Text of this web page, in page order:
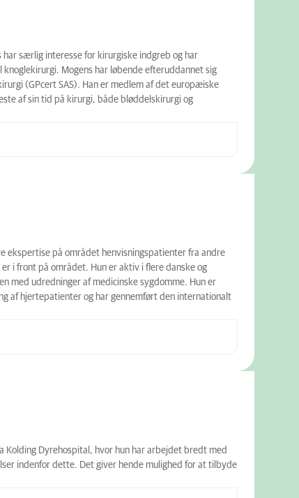
særlig interesse for kirurgiske indgreb og har
Mogens har løbende efteruddannet sig
(GPcert SAS). Han er medlem af det europæiske
af sin tid på kirurgi, både bløddelskirurgi og
ekspertise på området henvisningspatienter fra andre
i front på området. Hun er aktiv i flere danske og
med udredninger af medicinske sygdomme. Hun er
af hjertepatienter og har gennemført den internationalt
Dyrehospital, hvor hun har arbejdet bredt med
indenfor dette. Det giver hende mulighed for at tilbyde